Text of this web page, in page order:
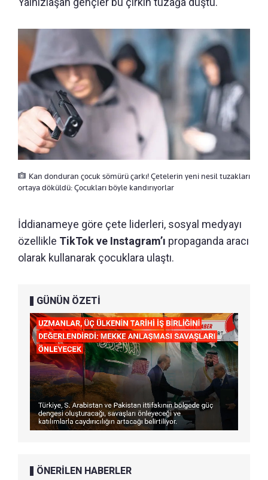
Kan donduran çocuk sömürü çarkı! Çetelerin yeni nesil tuzakları
ortaya döküldü: Çocukları böyle kandırıyorlar
İddianameye göre çete liderleri, sosyal medyayı
özellikle TikTok ve Instagram’ı propaganda aracı
olarak kullanarak çocuklara ulaştı.
GÜNÜN ÖZETİ
ÖNERİLEN HABERLER